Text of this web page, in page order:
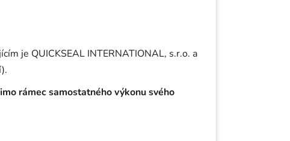
je QUICKSEAL INTERNATIONAL, s.r.o. a
rámec samostatného výkonu svého